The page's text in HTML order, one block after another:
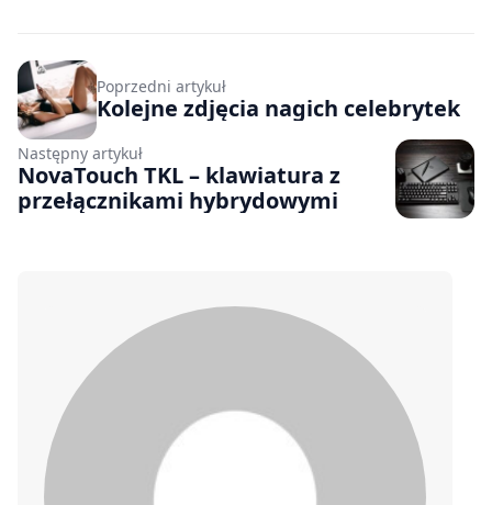
Poprzedni artykuł
Kolejne zdjęcia nagich celebrytek
Następny artykuł
NovaTouch TKL – klawiatura z
przełącznikami hybrydowymi